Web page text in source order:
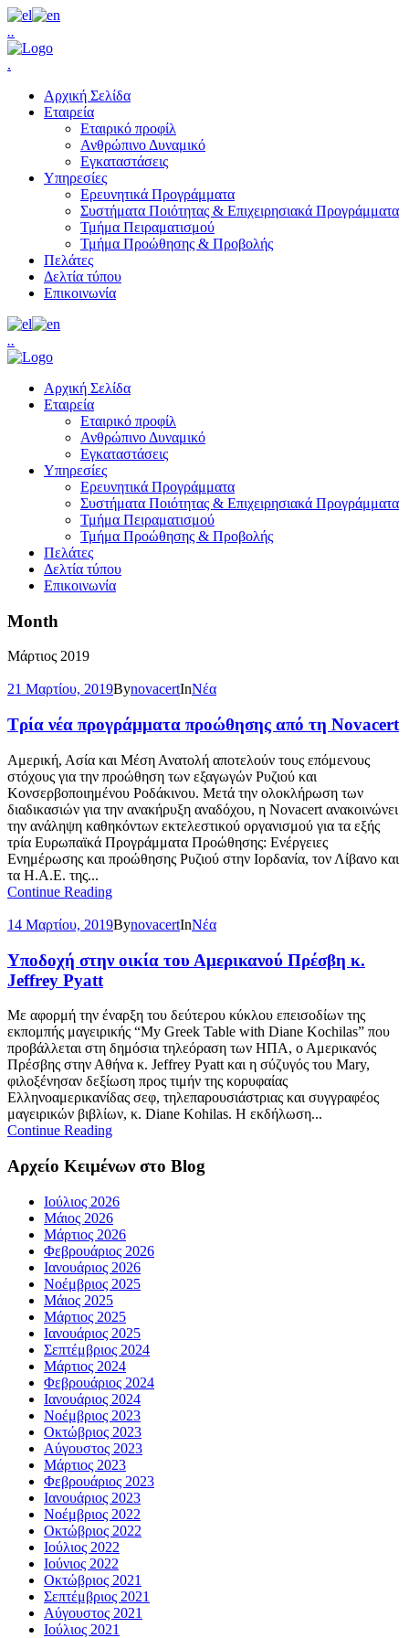
..
.
Αρχική Σελίδα
Εταιρεία
Εταιρικό προφίλ
Ανθρώπινο Δυναμικό
Εγκαταστάσεις
Υπηρεσίες
Ερευνητικά Προγράμματα
Συστήματα Ποιότητας & Επιχειρησιακά Προγράμματα
Τμήμα Πειραματισμού
Τμήμα Προώθησης & Προβολής
Πελάτες
Δελτία τύπου
Επικοινωνία
..
Αρχική Σελίδα
Εταιρεία
Εταιρικό προφίλ
Ανθρώπινο Δυναμικό
Εγκαταστάσεις
Υπηρεσίες
Ερευνητικά Προγράμματα
Συστήματα Ποιότητας & Επιχειρησιακά Προγράμματα
Τμήμα Πειραματισμού
Τμήμα Προώθησης & Προβολής
Πελάτες
Δελτία τύπου
Επικοινωνία
Month
Μάρτιος 2019
21 Μαρτίου, 2019BynovacertInΝέα
Τρία νέα προγράμματα προώθησης από τη Novacert
Αμερική, Ασία και Μέση Ανατολή αποτελούν τους επόμενους
στόχους για την προώθηση των εξαγωγών Ρυζιού και
Κονσερβοποιημένου Ροδάκινου. Μετά την ολοκλήρωση των
διαδικασιών για την ανακήρυξη αναδόχου, η Novacert ανακοινώνει
την ανάληψη καθηκόντων εκτελεστικού οργανισμού για τα εξής
τρία Ευρωπαϊκά Προγράμματα Προώθησης: Ενέργειες
Ενημέρωσης και προώθησης Ρυζιού στην Ιορδανία, τον Λίβανο και
τα Η.Α.Ε. της...
Continue Reading
14 Μαρτίου, 2019BynovacertInΝέα
Υποδοχή στην οικία του Αμερικανού Πρέσβη κ.
Jeffrey Pyatt
Με αφορμή την έναρξη του δεύτερου κύκλου επεισοδίων της
εκπομπής μαγειρικής “My Greek Table with Diane Kochilas” που
προβάλλεται στη δημόσια τηλεόραση των ΗΠΑ, ο Αμερικανός
Πρέσβης στην Αθήνα κ. Jeffrey Pyatt και η σύζυγός του Mary,
φιλοξένησαν δεξίωση προς τιμήν της κορυφαίας
Ελληνοαμερικανίδας σεφ, τηλεπαρουσιάστριας και συγγραφέος
μαγειρικών βιβλίων, κ. Diane Kohilas. Η εκδήλωση...
Continue Reading
Αρχείο Κειμένων στο Blog
Ιούλιος 2026
Μάιος 2026
Μάρτιος 2026
Φεβρουάριος 2026
Ιανουάριος 2026
Νοέμβριος 2025
Μάιος 2025
Μάρτιος 2025
Ιανουάριος 2025
Σεπτέμβριος 2024
Μάρτιος 2024
Φεβρουάριος 2024
Ιανουάριος 2024
Νοέμβριος 2023
Οκτώβριος 2023
Αύγουστος 2023
Μάρτιος 2023
Φεβρουάριος 2023
Ιανουάριος 2023
Νοέμβριος 2022
Οκτώβριος 2022
Ιούλιος 2022
Ιούνιος 2022
Οκτώβριος 2021
Σεπτέμβριος 2021
Αύγουστος 2021
Ιούλιος 2021